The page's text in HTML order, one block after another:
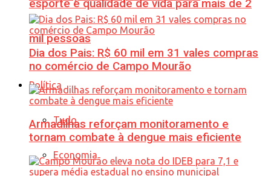
esporte e qualidade de vida para mais de 2
mil pessoas
Política
Tudo
Economia
Dia dos Pais: R$ 60 mil em 31 vales compras
no comércio de Campo Mourão
Armadilhas reforçam monitoramento e
tornam combate à dengue mais eficiente